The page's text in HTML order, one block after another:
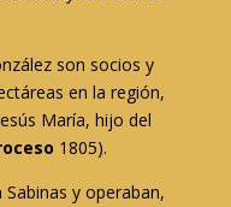
son socios y
en la región,
María, hijo del
1805).
y operaban,